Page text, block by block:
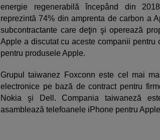
energie regenerabilă începând din
reprezintă 74% din amprenta de carbon a
subcontractante care deţin şi operează
Apple a discutat cu aceste companii
pentru produsele Apple.
Grupul taiwanez Foxconn este cel mai
electronice pe bază de contract pentru
Nokia şi Dell. Compania taiwaneză
asamblează telefoanele iPhone pentru